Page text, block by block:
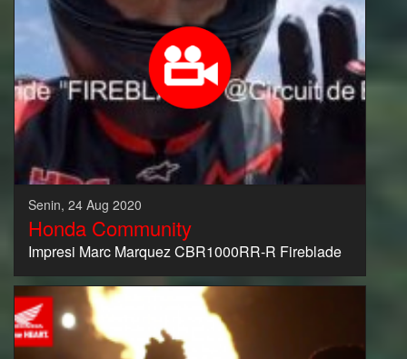
Senin, 24 Aug 2020
Honda Community
Impresi Marc Marquez CBR1000RR-R Fireblade